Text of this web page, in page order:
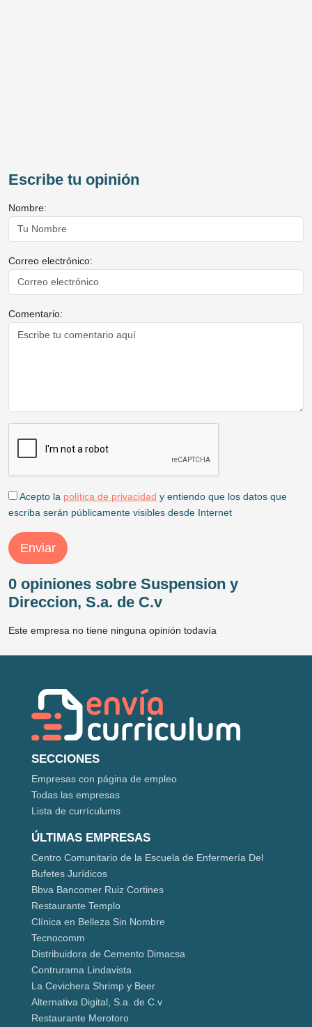
Escribe tu opinión
Nombre:
Correo electrónico:
Comentario:
Acepto la política de privacidad y entiendo que los datos que
escriba serán públicamente visibles desde Internet
Enviar
0 opiniones sobre Suspension y
Direccion, S.a. de C.v
Este empresa no tiene ninguna opinión todavía
SECCIONES
Empresas con página de empleo
Todas las empresas
Lista de currículums
ÚLTIMAS EMPRESAS
Centro Comunitario de la Escuela de Enfermería Del
Bufetes Jurídicos
Bbva Bancomer Ruiz Cortines
Restaurante Templo
Clínica en Belleza Sin Nombre
Tecnocomm
Distribuidora de Cemento Dimacsa
Contrurama Lindavista
La Cevichera Shrimp y Beer
Alternativa Digital, S.a. de C.v
Restaurante Merotoro